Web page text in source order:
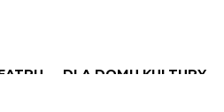
DLA DOMU KULTURY